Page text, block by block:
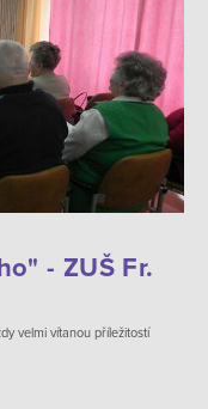
- ZUŠ Fr.
velmi vítanou příležitostí